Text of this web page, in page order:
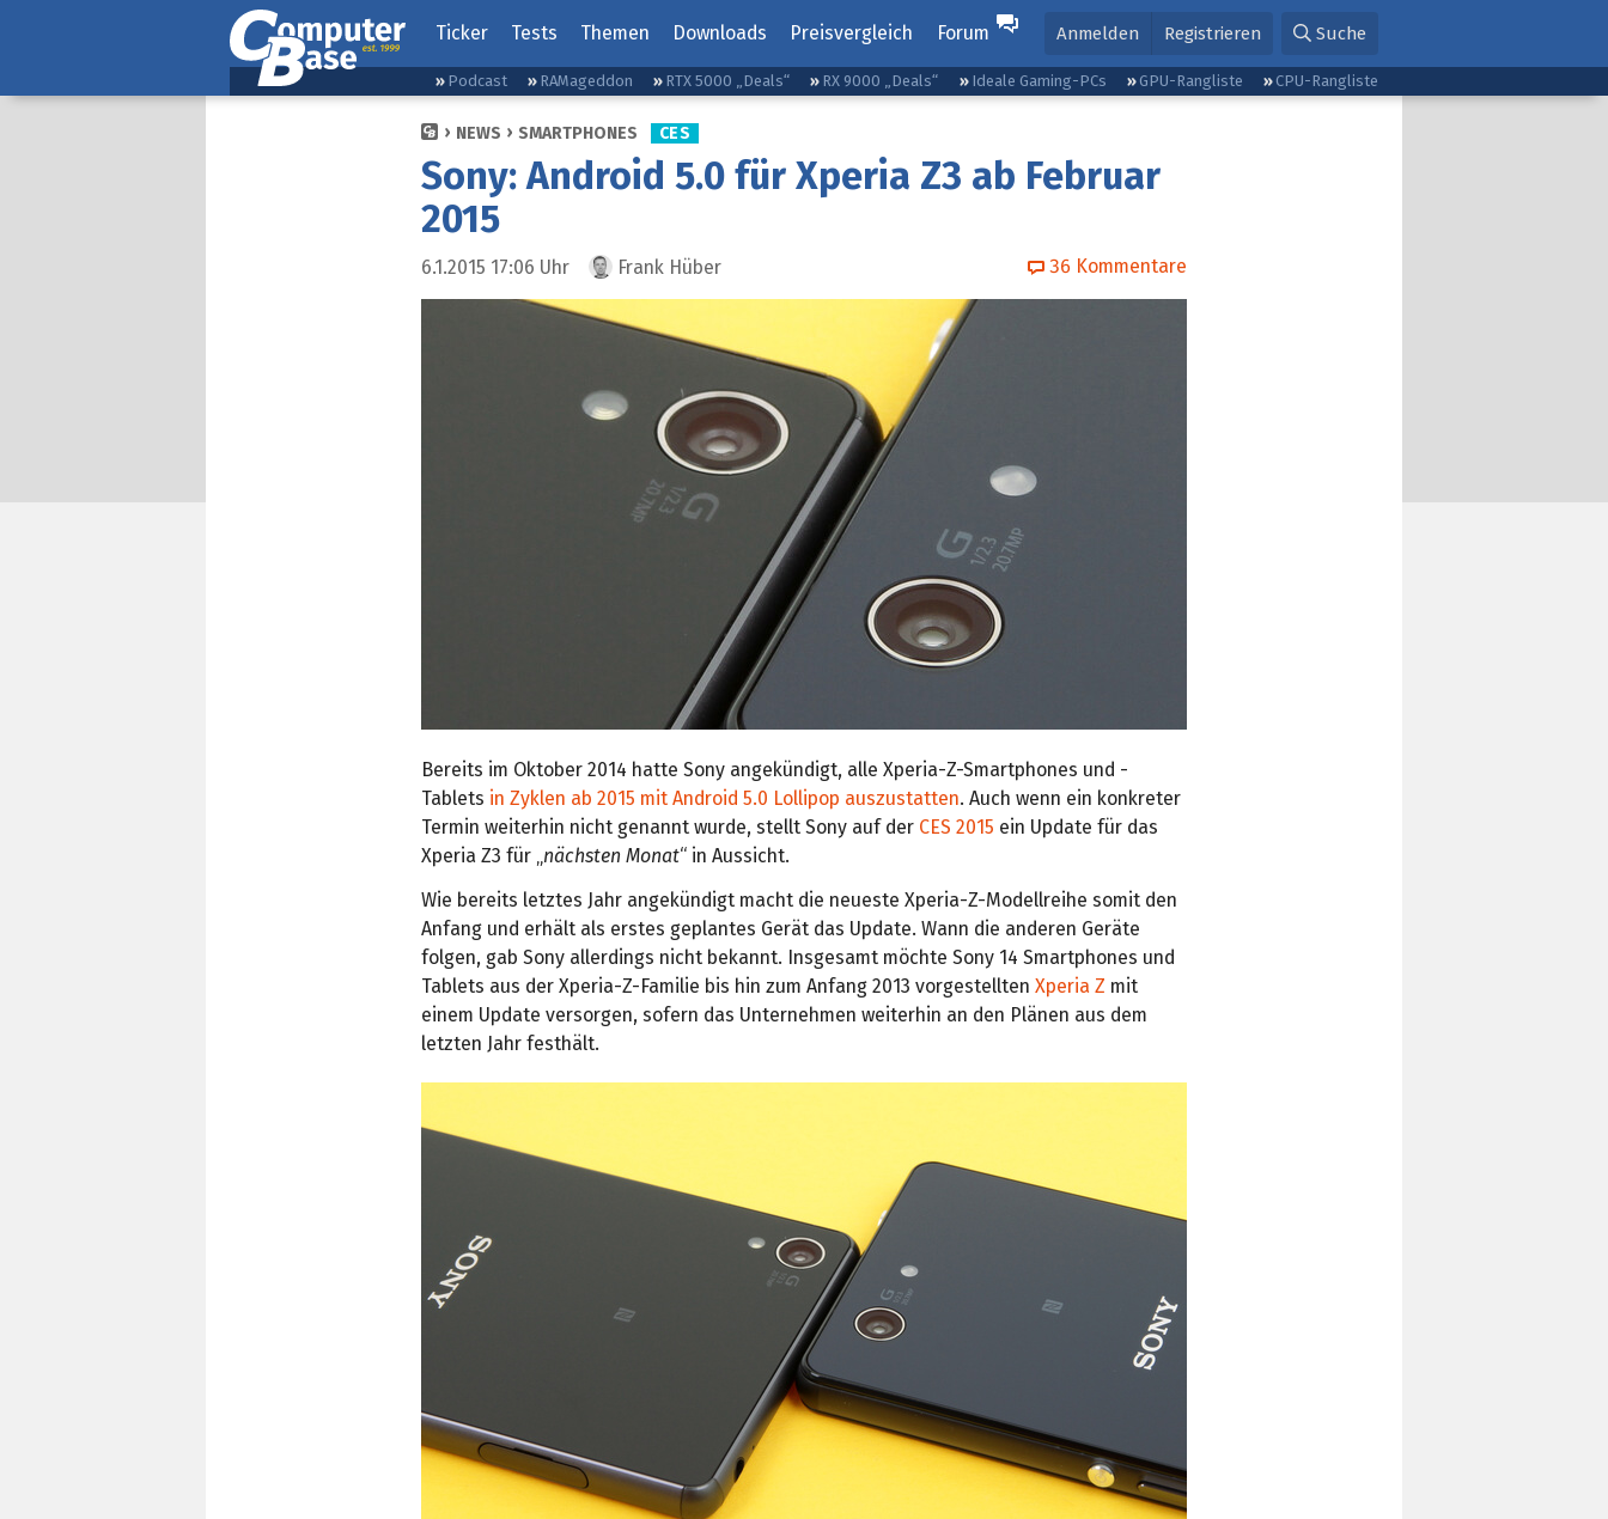
Ticker Tests Themen Downloads Preisvergleich Forum Anmelden Registrieren Suche
Podcast RAMageddon RTX 5000 „Deals“ RX 9000 „Deals“ Ideale Gaming-PCs GPU-Rangliste CPU-Rangliste
NEWS SMARTPHONES CES
Sony: Android 5.0 für Xperia Z3 ab Februar
2015
6.1.2015 17:06 Uhr Frank Hüber 36 Kommentare
Bereits im Oktober 2014 hatte Sony angekündigt, alle Xperia-Z-Smartphones und -
Tablets in Zyklen ab 2015 mit Android 5.0 Lollipop auszustatten. Auch wenn ein konkreter
Termin weiterhin nicht genannt wurde, stellt Sony auf der CES 2015 ein Update für das
Xperia Z3 für „nächsten Monat“ in Aussicht.
Wie bereits letztes Jahr angekündigt macht die neueste Xperia-Z-Modellreihe somit den
Anfang und erhält als erstes geplantes Gerät das Update. Wann die anderen Geräte
folgen, gab Sony allerdings nicht bekannt. Insgesamt möchte Sony 14 Smartphones und
Tablets aus der Xperia-Z-Familie bis hin zum Anfang 2013 vorgestellten Xperia Z mit
einem Update versorgen, sofern das Unternehmen weiterhin an den Plänen aus dem
letzten Jahr festhält.